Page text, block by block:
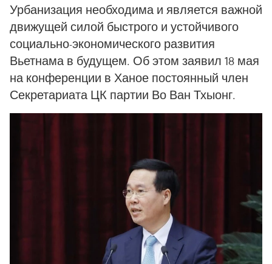
Урбанизация необходима и является важной
движущей силой быстрого и устойчивого
социально-экономического развития
Вьетнама в будущем. Об этом заявил 18 мая
на конференции в Ханое постоянный член
Секретариата ЦК партии Во Ван Тхыонг.